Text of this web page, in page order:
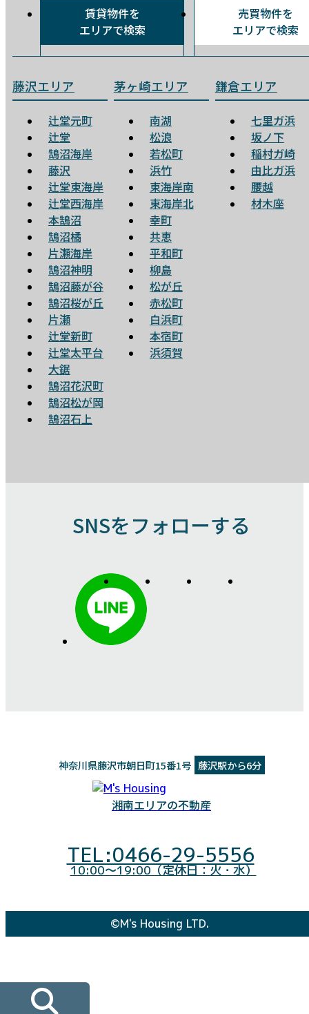
賃貸物件を
エリアで検索
売買物件を
エリアで検索
藤沢エリア
辻堂元町
辻堂
鵠沼海岸
藤沢
辻堂東海岸
辻堂西海岸
本鵠沼
鵠沼橘
片瀬海岸
鵠沼神明
鵠沼藤が谷
鵠沼桜が丘
片瀬
辻堂新町
辻堂太平台
大鋸
鵠沼花沢町
鵠沼松が岡
鵠沼石上
茅ヶ崎エリア
南湖
松浪
若松町
浜竹
東海岸南
東海岸北
幸町
共恵
平和町
柳島
松が丘
赤松町
白浜町
本宿町
浜須賀
鎌倉エリア
七里ガ浜
坂ノ下
稲村ガ崎
由比ガ浜
腰越
材木座
SNSをフォローする
湘南エリアの不動産
神奈川県藤沢市朝日町15番1号 藤沢駅から6分
TEL:0466-29-5556
10:00～19:00（定休日：火・水）
©M's Housing LTD.